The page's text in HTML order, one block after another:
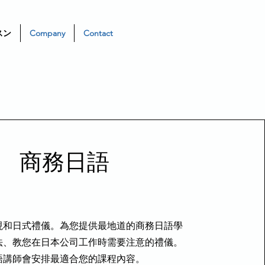
ン Company Contact
​商務日語
日式禮儀。為您提供最地道的商務日語學
教您在日本公司工作時需要注意的禮儀。
講師會安排最適合您的課程內容。